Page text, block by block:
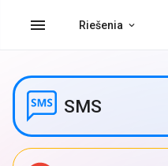
menu Riešenia
SMS